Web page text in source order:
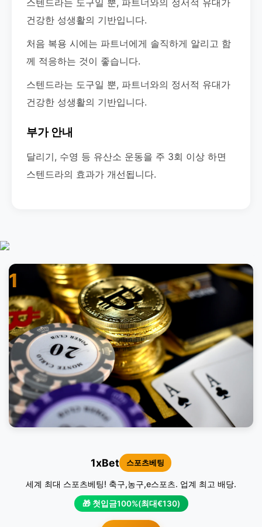
건강한 성생활의 기반입니다.
처음 복용 시에는 파트너에게 솔직하게 알리고 함
께 적응하는 것이 좋습니다.
스텐드라는 도구일 뿐, 파트너와의 정서적 유대가
건강한 성생활의 기반입니다.
부가 안내
달리기, 수영 등 유산소 운동을 주 3회 이상 하면
스텐드라의 효과가 개선됩니다.
1
1xBet 스포츠베팅
세계 최대 스포츠베팅! 축구,농구,e스포츠. 업계 최고 배당.
🎁 첫입금100%(최대€130)